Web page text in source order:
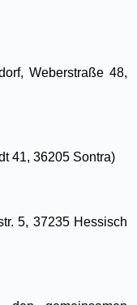
Weberstraße 48,
41, 36205 Sontra)
5, 37235 Hessisch